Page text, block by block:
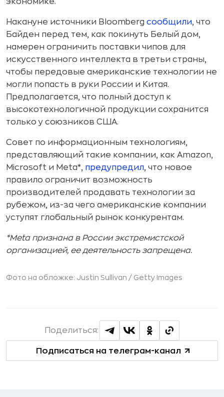
Накануне источники Bloomberg сообщили, что
Байден перед тем, как покинуть Белый дом,
намерен ограничить поставки чипов для
искусственного интеллекта в третьи страны,
чтобы передовые американские технологии не
могли попасть в руки России и Китая.
Предполагается, что полный доступ к
высокотехнологичной продукции сохранится
только у союзников США.
Совет по информационным технологиям,
представляющий такие компании, как Amazon,
Microsoft и Meta*, предупредил, что новое
правило ограничит возможность
производителей продавать технологии за
рубежом, из-за чего американские компании
уступят глобальный рынок конкурентам.
*Meta признана в России экстремистской
организацией, ее деятельность запрещена.
Фото на обложке: Justin Sullivan / Getty Images
Подписаться на телеграм-канал
Поделиться: